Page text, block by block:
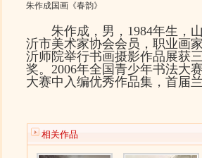
朱作成国画《春韵》
朱作成，男，1984年生，山
沂市美术家协会会员，职业画
沂师院举行书画摄影作品展获
奖。2006年全国青少年书法大
大赛中入编优秀作品集，首届
相关作品